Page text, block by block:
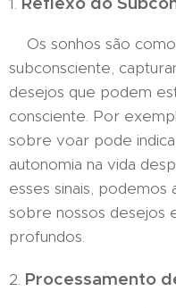
Os sonhos são
subconsciente,
desejos que podem
consciente. Por
sobre voar pode
autonomia na vida
esses sinais, podemos
sobre nossos desejos
profundos.
2. Processamento